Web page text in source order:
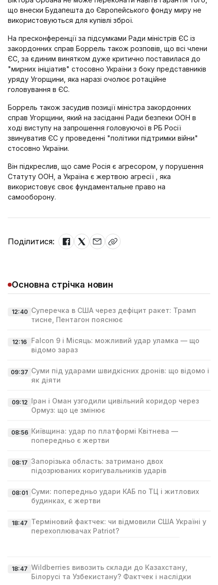
що внески Будапешта до Європейського фонду миру не
використовуються для купівлі зброї.
На пресконференції за підсумками Ради міністрів ЄС із
закордонних справ Боррель також розповів, що всі члени
ЄС, за єдиним винятком дуже критично поставилася до
"мирних ініціатив" стосовно України з боку представників
уряду Угорщини, яка наразі очолює ротаційне
головування в ЄС.
Боррель також засудив позиції міністра закордонних
справ Угорщини, який на засіданні Ради безпеки ООН в
ході виступу на запрошення головуючої в РБ Росії
звинуватив ЄС у проведенні "політики підтримки війни"
стосовно України.
Він підкреслив, що саме Росія є агресором, у порушення
Статуту ООН, а Україна є жертвою агресії , яка
використовує своє фундаментальне право на
самооборону.
Поділитися:
Основна стрічка новин
12:40 Суперечка в США через дефіцит ракет: Трамп
тисне, Пентагон пояснює
12:16
Falcon 9 і Місяць: можливий удар уламка — що
відомо зараз
09:37 Суми під ударами швидкісних дронів: що відомо і
як діяти
09:12 Іран і Оман узгодили цивільний коридор через
Ормуз: що це змінює
08:56 Київщина: удар по платформі Квітнева —
попередньо є жертви
08:17 Запорізька область: затримано двох
підозрюваних коригувальників ударів
08:01 Суми: попередньо удари КАБ по ТЦ і житлових
будинках, є жертви
18:47 Терміновий фактчек: чи відмовили США Україні у
перехоплювачах Patriot?
18:47 Wildberries вивозить склади до Казахстану,
Білорусі та Узбекистану? Фактчек і наслідки